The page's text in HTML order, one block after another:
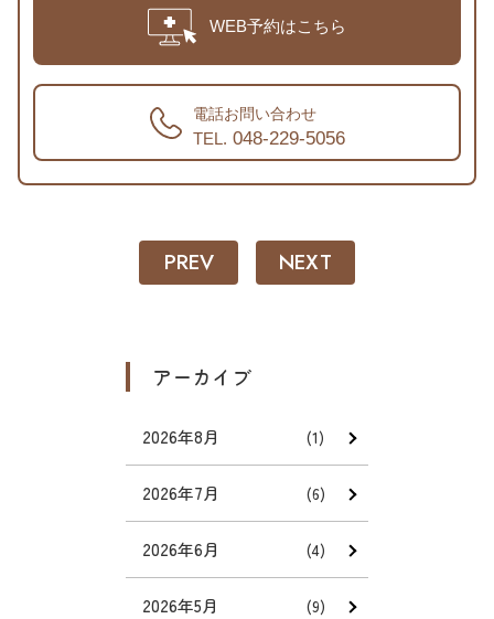
WEB予約はこちら
電話お問い合わせ
TEL. 048-229-5056
PREV NEXT
アーカイブ
2026年8月 (1)
2026年7月 (6)
2026年6月 (4)
2026年5月 (9)